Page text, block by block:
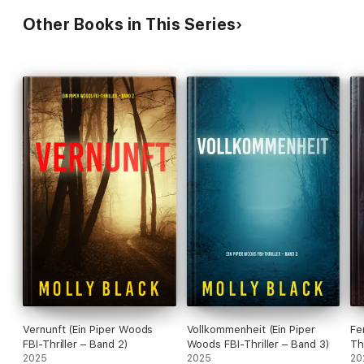
Other Books in This Series
Vernunft (Ein Piper Woods
FBI-Thriller – Band 2)
2025
Vollkommenheit (Ein Piper
Woods FBI-Thriller – Band 3)
2025